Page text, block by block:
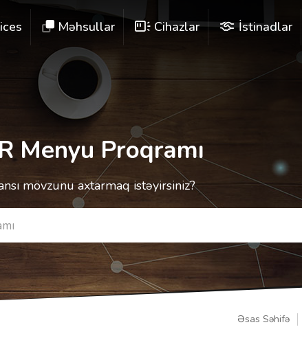
Məhsullar Cihazlar İstinadlar
Menyu Proqramı
mövzunu axtarmaq istəyirsiniz?
Əsas Səhifə